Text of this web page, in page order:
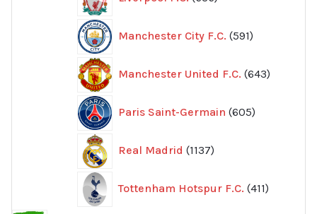
produkter
Manchester City F.C. 591
produkter
Manchester United F.C. 643
Paris Saint-Germain 605
produkter
Real Madrid 1137
produkter
Tottenham Hotspur F.C. 411
produkter